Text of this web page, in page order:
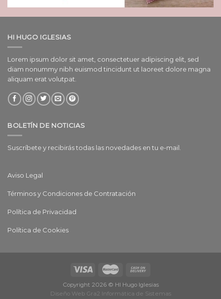
HI HUGO IGLESIAS
Lorem ipsum dolor sit amet, consectetuer adipiscing elit, sed
diam nonummy nibh euismod tincidunt ut laoreet dolore magna
aliquam erat volutpat.
BOLETÍN DE NOTICIAS
Suscríbete y recibirás todas las novedades en tu e-mail.
Aviso Legal
Términos y Condiciones de Contratación
Política de Privacidad
Política de Cookies
Copyright 2026 © HI Hugo Iglesias
Diseño Web Gra2 Informática de Sistemas